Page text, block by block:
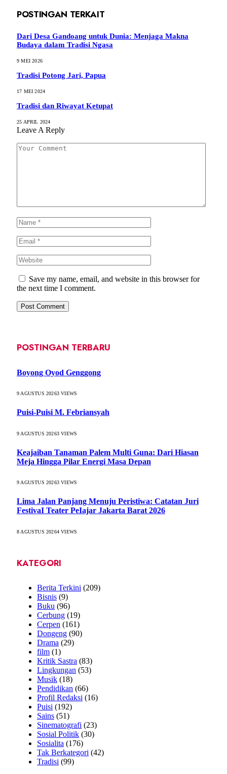
POSTINGAN TERKAIT
Dari Desa Gandoang untuk Dunia: Menjaga Makna
Budaya dalam Tradisi Ngasa
9 MEI 2026
Tradisi Potong Jari, Papua
17 MEI 2024
Tradisi dan Riwayat Ketupat
25 APRIL 2024
Leave A Reply
Save my name, email, and website in this browser for
the next time I comment.
POSTINGAN TERBARU
Boyong Oyod Genggong
9 AGUSTUS 20263VIEWS
Puisi-Puisi M. Febriansyah
9 AGUSTUS 20263VIEWS
Keajaiban Tanaman Palem Multi Guna: Dari Hiasan
Meja Hingga Pilar Energi Masa Depan
9 AGUSTUS 20263VIEWS
Lima Jalan Panjang Menuju Peristiwa: Catatan Juri
FestivaI Teater PeIajar Jakarta Barat 2026
8 AGUSTUS 20264VIEWS
KATEGORI
Berita Terkini (209)
Bisnis (9)
Buku (96)
Cerbung (19)
Cerpen (161)
Dongeng (90)
Drama (29)
film (1)
Kritik Sastra (83)
Lingkungan (53)
Musik (18)
Pendidikan (66)
Profil Redaksi (16)
Puisi (192)
Sains (51)
Sinematografi (23)
Sosial Politik (30)
Sosialita (176)
Tak Berkategori (42)
Tradisi (99)